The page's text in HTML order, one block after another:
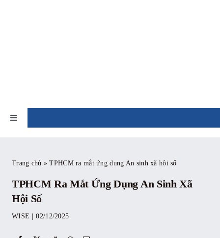
Toggle
Navigation
Trang chủ »TPHCM ra mắt ứng dụng An sinh xã hội số
TPHCM Ra Mắt Ứng Dụng An Sinh Xã
Hội Số
WISE 02/12/2025